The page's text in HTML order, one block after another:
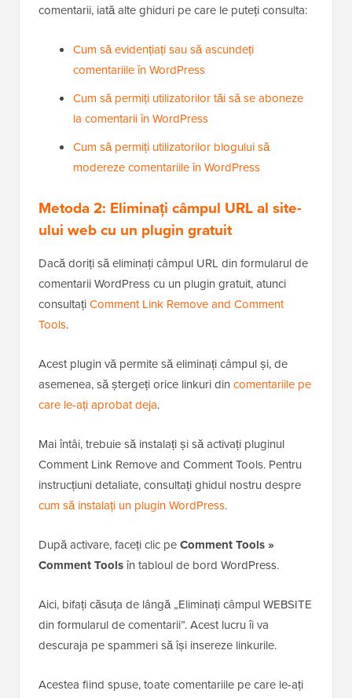
comentarii, iată alte ghiduri pe care le puteți consulta:
Cum să evidențiați sau să ascundeți
comentariile în WordPress
Cum să permiți utilizatorilor tăi să se aboneze
la comentarii în WordPress
Cum să permiți utilizatorilor blogului să
modereze comentariile în WordPress
Metoda 2: Eliminați câmpul URL al site-
ului web cu un plugin gratuit
Dacă doriți să eliminați câmpul URL din formularul de
comentarii WordPress cu un plugin gratuit, atunci
consultațiComment Link Remove and Comment
Tools.
Acest plugin vă permite să eliminați câmpul și, de
asemenea, să ștergeți orice linkuri din comentariile pe
care le-ați aprobat deja.
Mai întâi, trebuie să instalați și să activați pluginul
Comment Link Remove and Comment Tools. Pentru
instrucțiuni detaliate, consultați ghidul nostru despre
cum să instalați un plugin WordPress.
După activare, faceți clic peComment Tools»
Comment Toolsîn tabloul de bord WordPress.
Aici, bifați căsuța de lângă „Eliminați câmpul WEBSITE
din formularul de comentarii”. Acest lucru îi va
descuraja pe spammeri să își insereze linkurile.
Acestea fiind spuse, toate comentariile pe care le-ați